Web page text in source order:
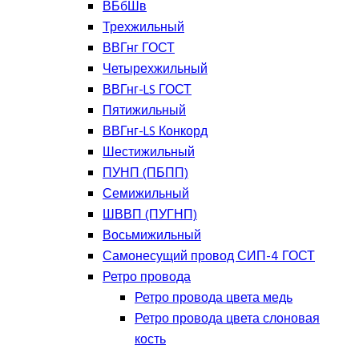
ВБбШв
Трехжильный
ВВГнг ГОСТ
Четырехжильный
ВВГнг-LS ГОСТ
Пятижильный
ВВГнг-LS Конкорд
Шестижильный
ПУНП (ПБПП)
Семижильный
ШВВП (ПУГНП)
Восьмижильный
Самонесущий провод СИП-4 ГОСТ
Ретро провода
Ретро провода цвета медь
Ретро провода цвета слоновая
кость